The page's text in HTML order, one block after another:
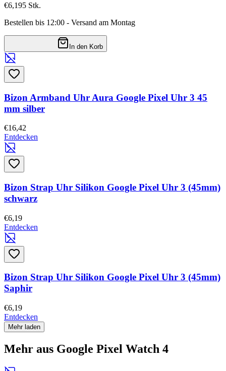
€6,195 Stk.
Bestellen bis 12:00 - Versand am Montag
In den Korb
Bizon Armband Uhr Aura Google Pixel Uhr 3 45
mm silber
€16,42
Entdecken
Bizon Strap Uhr Silikon Google Pixel Uhr 3 (45mm)
schwarz
€6,19
Entdecken
Bizon Strap Uhr Silikon Google Pixel Uhr 3 (45mm)
Saphir
€6,19
Entdecken
Mehr laden
Mehr aus Google Pixel Watch 4